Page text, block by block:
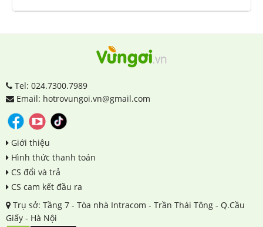
Tel: 024.7300.7989
Email: hotrovungoi.vn@gmail.com
Giới thiệu
Hình thức thanh toán
CS đổi và trả
CS cam kết đầu ra
Trụ sở: Tầng 7 - Tòa nhà Intracom - Trần Thái Tông - Q.Cầu
Giấy - Hà Nội